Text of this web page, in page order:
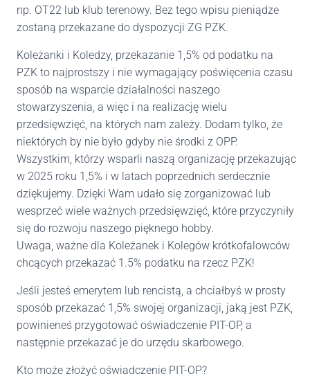
np. OT22 lub klub terenowy. Bez tego wpisu pieniądze
zostaną przekazane do dyspozycji ZG PZK.
Koleżanki i Koledzy, przekazanie 1,5% od podatku na
PZK to najprostszy i nie wymagający poświęcenia czasu
sposób na wsparcie działalności naszego
stowarzyszenia, a więc i na realizację wielu
przedsięwzięć, na których nam zależy. Dodam tylko, że
niektórych by nie było gdyby nie środki z OPP.
Wszystkim, którzy wsparli naszą organizację przekazując
w 2025 roku 1,5% i w latach poprzednich serdecznie
dziękujemy. Dzięki Wam udało się zorganizować lub
wesprzeć wiele ważnych przedsięwzięć, które przyczyniły
się do rozwoju naszego pięknego hobby.
Uwaga, ważne dla Koleżanek i Kolegów krótkofalowców
chcących przekazać 1.5% podatku na rzecz PZK!
Jeśli jesteś emerytem lub rencistą, a chciałbyś w prosty
sposób przekazać 1,5% swojej organizacji, jaką jest PZK,
powinieneś przygotować oświadczenie PIT-OP, a
następnie przekazać je do urzędu skarbowego.
Kto może złożyć oświadczenie PIT-OP?